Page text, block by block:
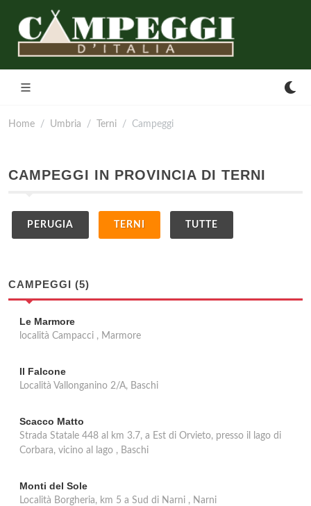
Home Umbria Terni Campeggi
CAMPEGGI IN PROVINCIA DI TERNI
PERUGIA TERNI TUTTE
CAMPEGGI (5)
Le Marmore
località Campacci , Marmore
Il Falcone
Località Vallonganino 2/A, Baschi
Scacco Matto
Strada Statale 448 al km 3.7, a Est di Orvieto, presso il lago di
Corbara, vicino al lago , Baschi
Monti del Sole
Località Borgheria, km 5 a Sud di Narni , Narni